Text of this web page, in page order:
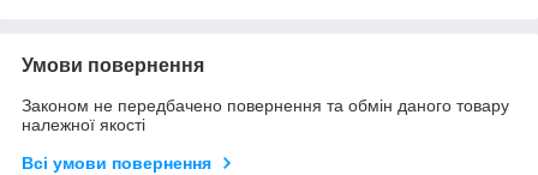
Умови повернення
Законом не передбачено повернення та обмін даного товару
належної якості
Всі умови повернення